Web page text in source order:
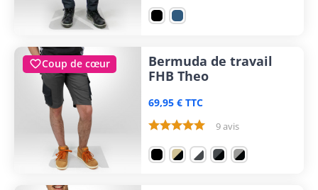
Coup de cœur
Bermuda de travail
FHB Theo
69,95 € TTC
9 avis